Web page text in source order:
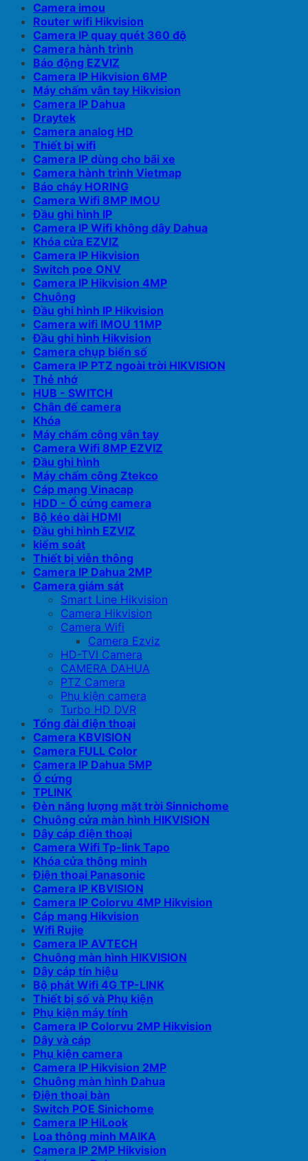
Camera imou
Router wifi Hikvision
Camera IP quay quét 360 độ
Camera hành trình
Báo động EZVIZ
Camera IP Hikvision 6MP
Máy chấm vân tay Hikvision
Camera IP Dahua
Draytek
Camera analog HD
Thiết bị wifi
Camera IP dùng cho bãi xe
Camera hành trình Vietmap
Báo cháy HORING
Camera Wifi 8MP IMOU
Đầu ghi hình IP
Camera IP Wifi không dây Dahua
Khóa cửa EZVIZ
Camera IP Hikvision
Switch poe ONV
Camera IP Hikvision 4MP
Chuông
Đầu ghi hình IP Hikvision
Camera wifi IMOU 11MP
Đầu ghi hình Hikvision
Camera chụp biển số
Camera IP PTZ ngoài trời HIKVISION
Thẻ nhớ
HUB - SWITCH
Chân đế camera
Khóa
Máy chấm công vân tay
Camera Wifi 8MP EZVIZ
Đầu ghi hình
Máy chấm công Ztekco
Cáp mạng Vinacap
HDD - Ổ cứng camera
Bộ kéo dài HDMI
Đầu ghi hình EZVIZ
kiểm soát
Thiết bị viễn thông
Camera IP Dahua 2MP
Camera giám sát
Smart Line Hikvision
Camera Hikvision
Camera Wifi
Camera Ezviz
HD-TVI Camera
CAMERA DAHUA
PTZ Camera
Phụ kiện camera
Turbo HD DVR
Tổng đài điện thoại
Camera KBVISION
Camera FULL Color
Camera IP Dahua 5MP
Ổ cứng
TPLINK
Đèn năng lượng mặt trời Sinnichome
Chuông cửa màn hình HIKVISION
Dây cáp điện thoại
Camera Wifi Tp-link Tapo
Khóa cửa thông minh
Điện thoại Panasonic
Camera IP KBVISION
Camera IP Colorvu 4MP Hikvision
Cáp mạng Hikvision
Wifi Rujie
Camera IP AVTECH
Chuông màn hình HIKVISION
Dây cáp tín hiệu
Bộ phát Wifi 4G TP-LINK
Thiết bị số và Phụ kiện
Phụ kiện máy tính
Camera IP Colorvu 2MP Hikvision
Dây và cáp
Phụ kiện camera
Camera IP Hikvision 2MP
Chuông màn hình Dahua
Điện thoại bàn
Switch POE Sinichome
Camera IP HiLook
Loa thông minh MAIKA
Camera IP 2MP Hikvision